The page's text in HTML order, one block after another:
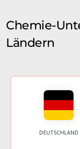
Chemie-
Ländern
DEUTSCHLAND